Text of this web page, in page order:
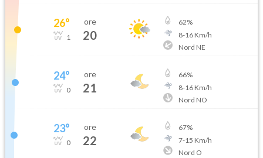
26°
1
ore
20
62%
8-16Km/h
Nord NE
24°
0
ore
21
66%
8-16Km/h
Nord NO
23°
0
ore
22
67%
7-15 Km/h
Nord O